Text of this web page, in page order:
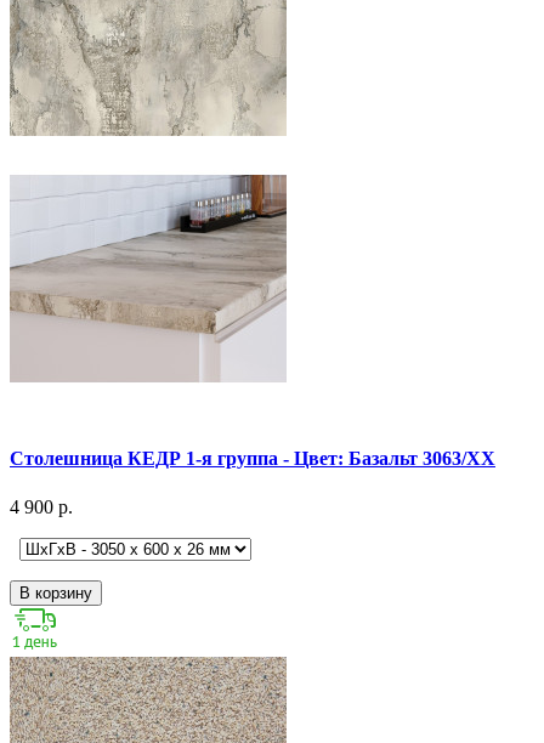
Столешница КЕДР 1-я группа - Цвет: Базальт 3063/ХХ
4 900 р.
В корзину